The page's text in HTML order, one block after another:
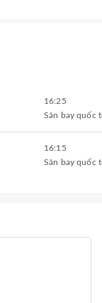
16:25
Sân bay quốc
16:15
Sân bay quốc